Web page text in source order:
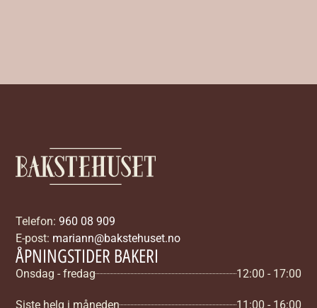
Telefon:960 08 909
E-post: mariann@bakstehuset.no
ÅPNINGSTIDER BAKERI
Onsdag - fredag 12:00 - 17:00
Siste helg i måneden 11:00 - 16:00